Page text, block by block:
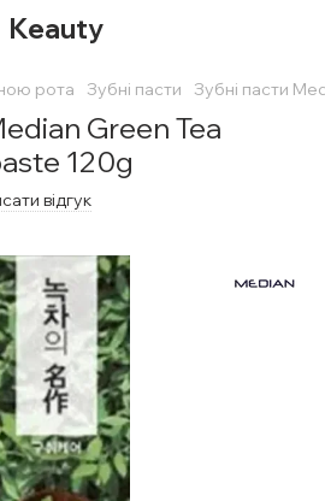
Keauty
рота Зубні пасти Зубні пасти
Green Tea
120g
відгук